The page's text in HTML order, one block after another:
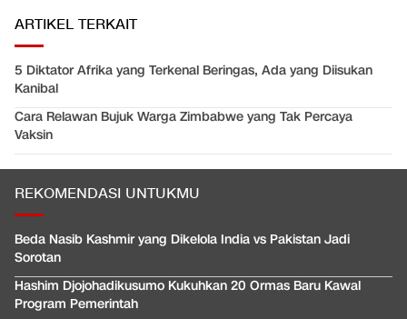
ARTIKEL TERKAIT
5 Diktator Afrika yang Terkenal Beringas, Ada yang Diisukan
Kanibal
Cara Relawan Bujuk Warga Zimbabwe yang Tak Percaya
Vaksin
REKOMENDASI UNTUKMU
Beda Nasib Kashmir yang Dikelola India vs Pakistan Jadi
Sorotan
Hashim Djojohadikusumo Kukuhkan 20 Ormas Baru Kawal
Program Pemerintah